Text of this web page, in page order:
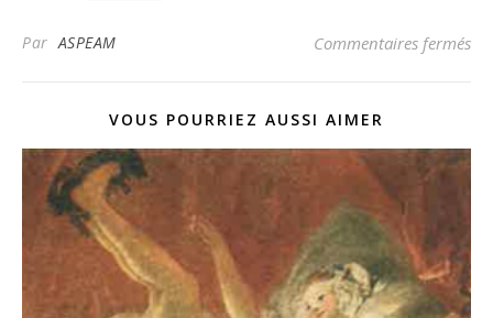
ParASPEAM Commentaires fermés
VOUS POURRIEZ AUSSI AIMER